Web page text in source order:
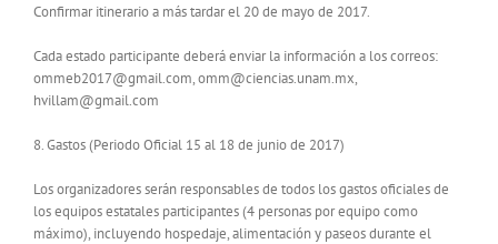
Confirmar itinerario a más tardar el 20 de mayo de 2017.
Cada estado participante deberá enviar la información a los correos:
ommeb2017@gmail.com, omm@ciencias.unam.mx,
hvillam@gmail.com
8. Gastos (Periodo Oficial 15 al 18 de junio de 2017)
Los organizadores serán responsables de todos los gastos oficiales de
los equipos estatales participantes (4 personas por equipo como
máximo), incluyendo hospedaje, alimentación y paseos durante el